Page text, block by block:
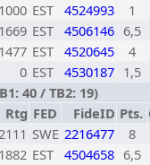
1000 EST 4524993
1
1669 EST 4506146 6,5
1477 EST 4520645
4
0 EST 4530187 1,5
40 / TB2: 19)
Rtg FED FideID Pts.
SWE 2216477
8
1882 EST 4504658 6,5